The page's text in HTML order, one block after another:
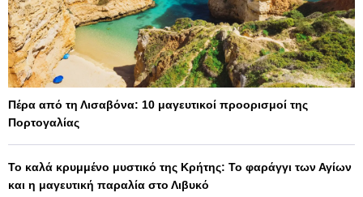
Πέρα από τη Λισαβόνα: 10 μαγευτικοί προορισμοί της
Πορτογαλίας
Το καλά κρυμμένο μυστικό της Κρήτης: Το φαράγγι των Αγίων
και η μαγευτική παραλία στο Λιβυκό